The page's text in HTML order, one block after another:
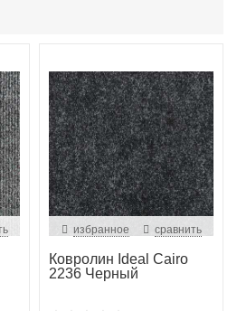
избранное сравнить
Ковролин Ideal Cairo
2236 Черный